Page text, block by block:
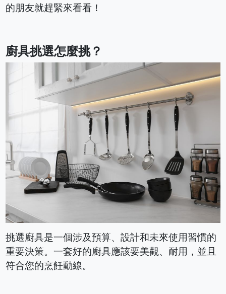
的朋友就趕緊來看看！
廚具挑選怎麼挑？
挑選廚具是一個涉及預算、設計和未來使用習慣的
重要決策。一套好的廚具應該要美觀、耐用，並且
符合您的烹飪動線。